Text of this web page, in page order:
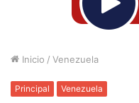
Inicio / Venezuela
Principal Venezuela